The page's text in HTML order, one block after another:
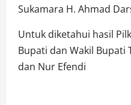
Sukamara H. Ahmad
Untuk diketahui hasil
Bupati dan Wakil Bupati
dan Nur Efendi